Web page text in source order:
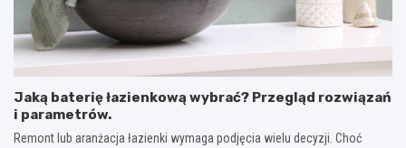
Jaką baterię łazienkową wybrać? Przegląd rozwiązań
i parametrów.
Remont lub aranżacja łazienki wymaga podjęcia wielu decyzji. Choć